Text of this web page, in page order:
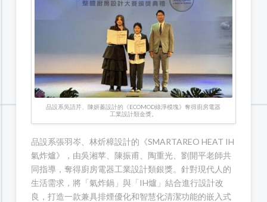
品設系吳語芹、陳妍蓁設計的《ECOMOD綠淨模塊》奪得廚房電器
工業設計類金獎。
品設系張羽岑、林炘樟設計的《SMARTAREO HEAT IH
氣炸爐》，由吳湘苹、陳振甫、陶重光、劉開平老師共
同指導，奪得廚房電器工業設計類銀獎。針對現代人的
生活需求，將「氣炸鍋」與「IH爐」結合進行設計改
良，打造一款兼具排煙優化和智慧化清潔功能的嵌入式